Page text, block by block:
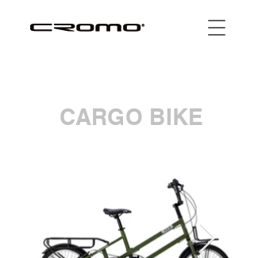
CARGO BIKE